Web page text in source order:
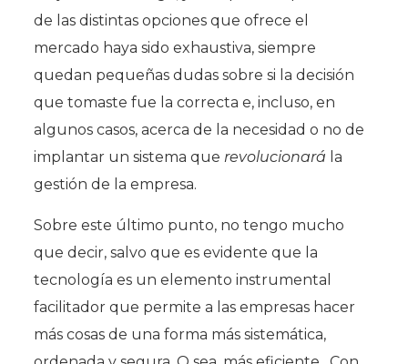
de las distintas opciones que ofrece el
mercado haya sido exhaustiva, siempre
quedan pequeñas dudas sobre si la decisión
que tomaste fue la correcta e, incluso, en
algunos casos, acerca de la necesidad o no de
implantar un sistema que revolucionará la
gestión de la empresa.
Sobre este último punto, no tengo mucho
que decir, salvo que es evidente que la
tecnología es un elemento instrumental
facilitador que permite a las empresas hacer
más cosas de una forma más sistemática,